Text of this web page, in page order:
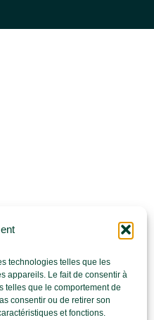
technologies telles que les
appareils. Le fait de consentir à
telles que le comportement de
consentir ou de retirer son
et fonctions.